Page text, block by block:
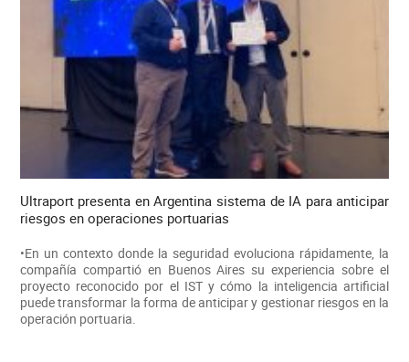
Ultraport presenta en Argentina sistema de IA para anticipar
riesgos en operaciones portuarias
•En un contexto donde la seguridad evoluciona rápidamente, la
compañía compartió en Buenos Aires su experiencia sobre el
proyecto reconocido por el IST y cómo la inteligencia artificial
puede transformar la forma de anticipar y gestionar riesgos en la
operación portuaria.